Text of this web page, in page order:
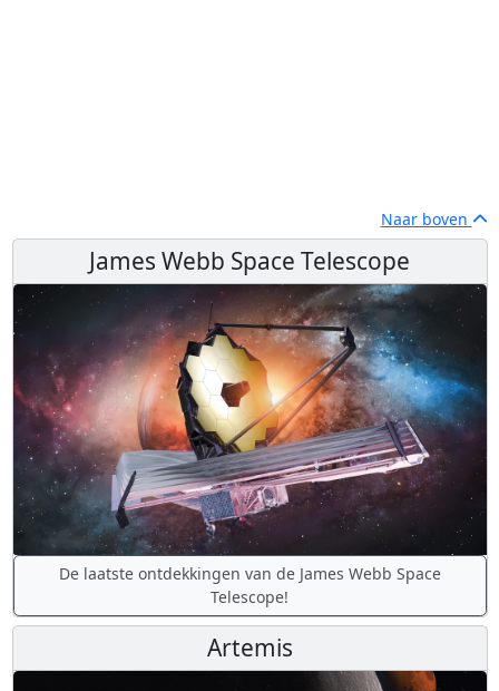
Naar boven
James Webb Space Telescope
De laatste ontdekkingen van de James Webb Space
Telescope!
Artemis